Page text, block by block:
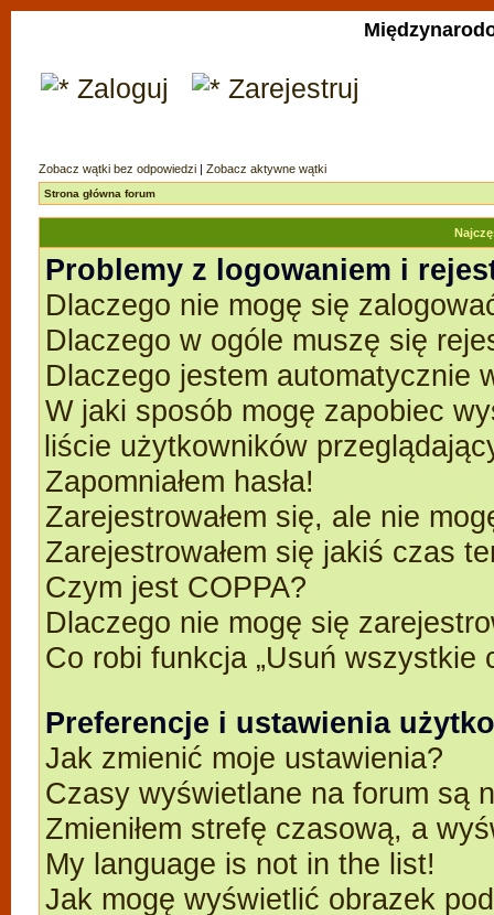
Zaloguj Zarejestruj
Zobacz wątki bez odpowiedzi | Zobacz aktywne wątki
Strona główna forum
Problemy z logowaniem i
Dlaczego nie mogę się
Dlaczego w ogóle muszę się
Dlaczego jestem automatycznie
W jaki sposób mogę zapobiec
liście użytkowników
Zapomniałem hasła!
Zarejestrowałem się, ale nie
Zarejestrowałem się jakiś czas
Czym jest COPPA?
Dlaczego nie mogę się
Co robi funkcja „Usuń wszystkie
Preferencje i ustawienia
Jak zmienić moje ustawienia?
Czasy wyświetlane na forum są
Zmieniłem strefę czasową, a
My language is not in the list!
Jak mogę wyświetlić obrazek